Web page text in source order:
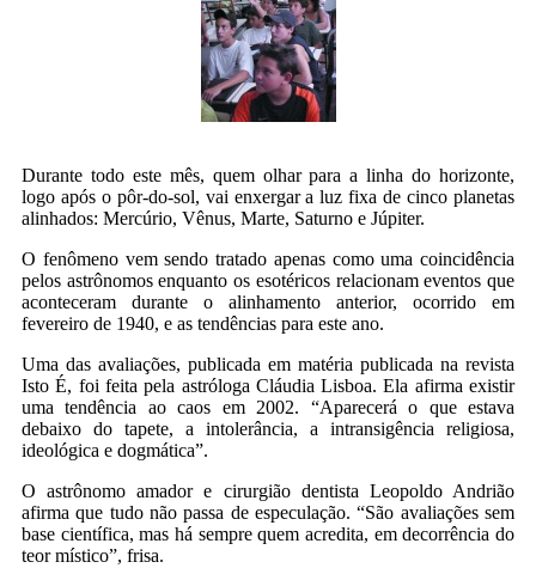
Durante todo este mês, quem olhar para a linha do horizonte,
logo após o pôr-do-sol, vai enxergar a luz fixa de cinco planetas
alinhados: Mercúrio, Vênus, Marte, Saturno e Júpiter.
O fenômeno vem sendo tratado apenas como uma coincidência
pelos astrônomos enquanto os esotéricos relacionam eventos que
aconteceram durante o alinhamento anterior, ocorrido em
fevereiro de 1940, e as tendências para este ano.
Uma das avaliações, publicada em matéria publicada na revista
Isto É, foi feita pela astróloga Cláudia Lisboa. Ela afirma existir
uma tendência ao caos em 2002. “Aparecerá o que estava
debaixo do tapete, a intolerância, a intransigência religiosa,
ideológica e dogmática”.
O astrônomo amador e cirurgião dentista Leopoldo Andrião
afirma que tudo não passa de especulação. “São avaliações sem
base científica, mas há sempre quem acredita, em decorrência do
teor místico”, frisa.